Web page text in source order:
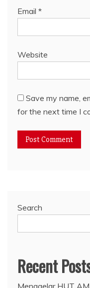
Email *
Website
Save my name,
for the next time I
Search
Recent